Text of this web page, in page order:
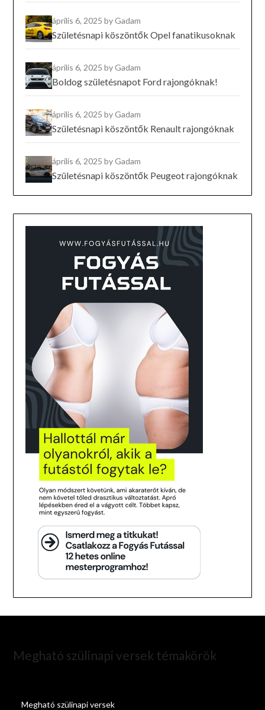
április 6, 2025by Gadam
Születésnapi köszöntők Opel fanatikusoknak
április 6, 2025by Gadam
Boldog születésnapot Ford rajongóknak!
április 6, 2025by Gadam
Születésnapi köszöntők Renault rajongóknak
április 6, 2025by Gadam
Születésnapi köszöntők Peugeot rajongóknak
Megható szülinapi versek témakörök
Megható szülinapi versek